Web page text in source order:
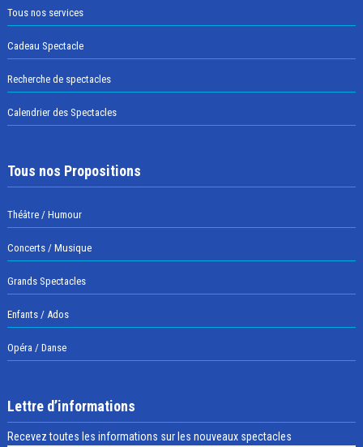
Tous nos services
Cadeau Spectacle
Recherche de spectacles
Calendrier des Spectacles
Tous nos Propositions
Théâtre / Humour
Concerts / Musique
Grands Spectacles
Enfants / Ados
Opéra / Danse
Lettre d’informations
Recevez toutes les informations sur les nouveaux spectacles